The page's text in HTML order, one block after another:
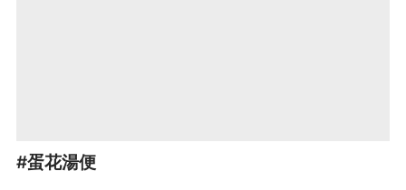
#蛋花湯便